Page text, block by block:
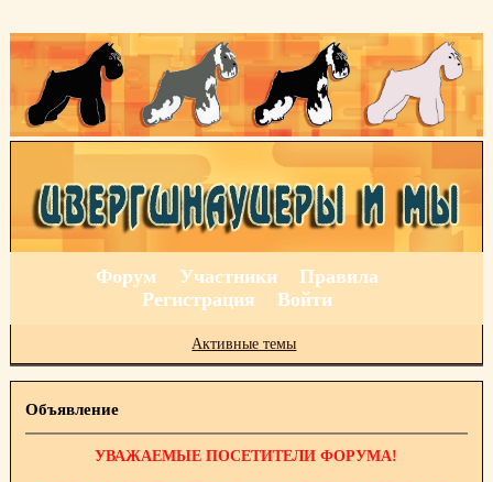
Форум Участники
Правила
Регистрация
Войти
Активные темы
Объявление
УВАЖАЕМЫЕ ПОСЕТИТЕЛИ ФОРУМА!